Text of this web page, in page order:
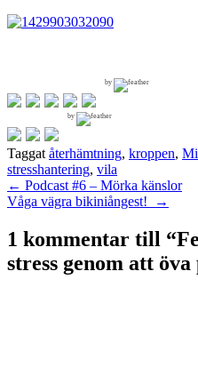
by
by
Taggat återhämtning, kroppen,
stresshantering, vila
Inläggsnavigering
← Podcast #6 – Mörka känslor
Våga vägra bikiniångest!
→
1 kommentar till “
stress genom att